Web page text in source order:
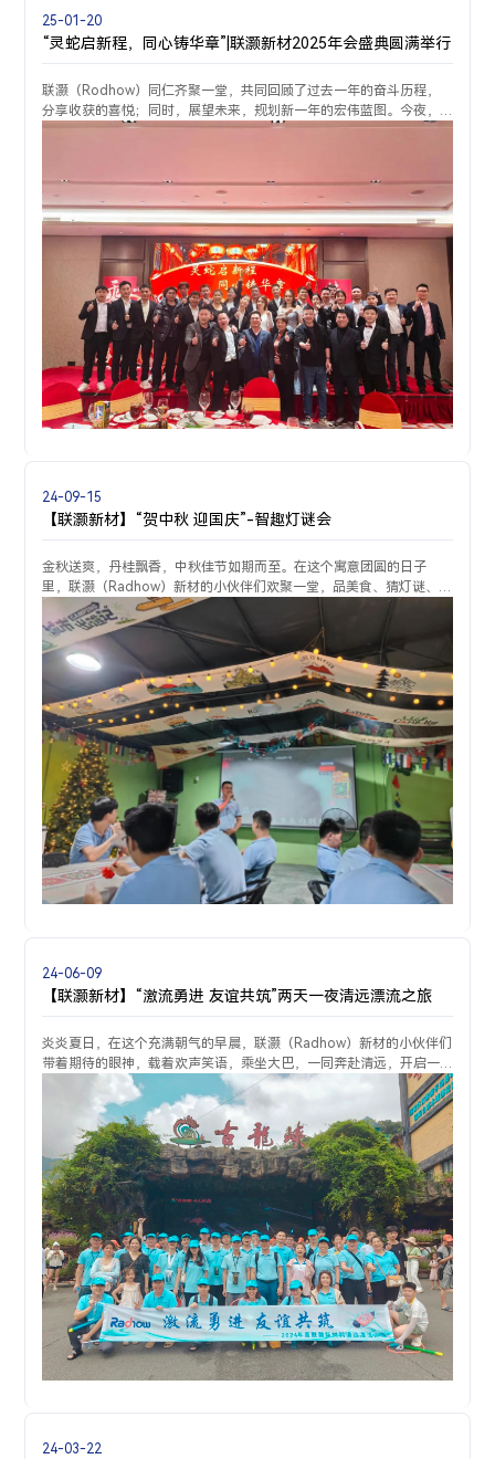
25-01-20
“灵蛇启新程，同心铸华章”|联灏新材2025年会盛典圆满举行
联灏（Rodhow）同仁齐聚一堂，共同回顾了过去一年的奋斗历程，
分享收获的喜悦；同时，展望未来，规划新一年的宏伟蓝图。今夜，
灯光璀璨，随着主持人热情洋溢的开场，年会盛典正式拉开了帷幕。
24-09-15
【联灏新材】“贺中秋 迎国庆”-智趣灯谜会
金秋送爽，丹桂飘香，中秋佳节如期而至。在这个寓意团圆的日子
里，联灏（Radhow）新材的小伙伴们欢聚一堂，品美食、猜灯谜、尽
情高歌，共度美好时光。晚宴上，公司总经理黄总为大家送上了最真
挚的节日问候和祝福。
24-06-09
【联灏新材】“激流勇进 友谊共筑”两天一夜清远漂流之旅
炎炎夏日，在这个充满朝气的早晨，联灏（Radhow）新材的小伙伴们
带着期待的眼神，载着欢声笑语，乘坐大巴，一同奔赴清远，开启一
段难忘之旅......心跳与美景的交融云天波霸，一个悬浮在天际与峡谷之
间的梦幻之地；
24-03-22